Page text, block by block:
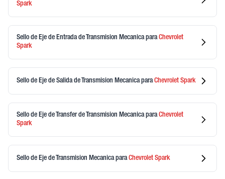
Spark
Sello de Eje de Entrada de Transmision Mecanica paraChevrolet
Spark
Sello de Eje de Salida de Transmision MecanicaparaChevrolet Spark
Sello de Eje de Transfer de Transmision Mecanica paraChevrolet
Spark
Sello de Eje de Transmision MecanicaparaChevrolet Spark